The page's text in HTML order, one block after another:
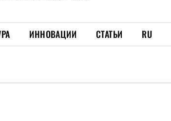
ИННОВАЦИИ СТАТЬИ RU